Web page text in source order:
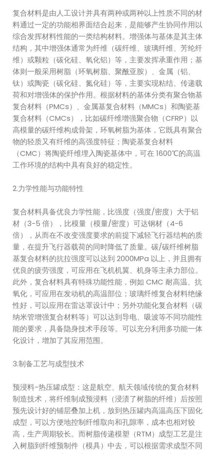
复合材料是由人工设计并具有两种或两种以上性质不同的材
料通过一定的功能相界面结合起来，是能够产生协同作用以
综合发挥材料性能的一类结构材料。增强体与基体是其主体
结构，其中增强体通常为纤维（碳纤维、玻璃纤维、芳纶纤
维）或颗粒（碳化硅、氧化铝）等，主要发挥承重作用；基
体则一般采用树脂（环氧树脂、聚酰亚胺）、金属（铝、
钛）或陶瓷（碳化硅、氮化硅）等，主要实现粘结、传递载
荷和对增强体的保护作用。根据材料的基体分类有聚合物基
复合材料（PMCs）、金属基复合材料（MMCs）和陶瓷基
复合材料（CMCs），比如碳纤维增强聚合物（CFRP）以
高模量的碳纤维构成骨架，环氧树脂为基体，它既具有聚合
物的轻质又有纤维的高强度特征；陶瓷基复合材料
（CMC）将陶瓷纤维埋入陶瓷基体中，可在 1600℃的高温
工作环境的结构中具有良好的稳定性。
2.力学性能与功能特性
复合材料具备优良力学性能，比强度（强度/密度）大于铝
材（3-5 倍），比模量（模量/密度）可达钢材（4-6
倍），从而在不改变强度要求的前提下减轻飞行器结构的质
量，在提升飞行器载荷的同时降低了质量。碳/碳纤维树脂
基复合材料的抗拉强度可以达到 2000MPa 以上，并且拥有
优良的疲劳强度，可应用在飞机机翼、机身等主承力部位。
此外，复合材料具有特殊功能性能，例如 CMC 耐高温、抗
氧化，可应用在发动机的高温部位；玻璃纤维复合材料绝缘
性好，可以应用在雷达罩设计中；另外功能化复合材料（碳
纳米管增强复合材料等）可以达到导电、吸波等不同功能性
能的要求，具备隐身技术手段等。可以充分利用多功能一体
化设计，增加了其应用范围。
3.制备工艺与成型技术
预浸料-热压罐成型：这是航空、航天领域传统的复合材料
制造技术，将纤维制成预浸料（浸渍了树脂的纤维）后按照
预先设计好的铺层叠加上机，放到热压罐内高温高压下固化
成型，可以方便地控制纤维取向和孔隙率，成本也相对较
高，生产周期较长。而树脂传递模塑（RTM）成型工艺是注
入树脂到纤维预制件（模具）中去，可以根据需求成型不同